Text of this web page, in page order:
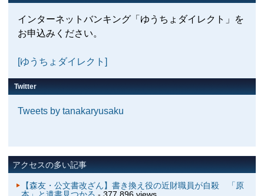
インターネットバンキング「ゆうちょダイレクト」を
お申込みください。
[ゆうちょダイレクト]
Twitter
Tweets by tanakaryusaku
アクセスの多い記事
【森友・公文書改ざん】書き換え役の近財職員が自殺 「原